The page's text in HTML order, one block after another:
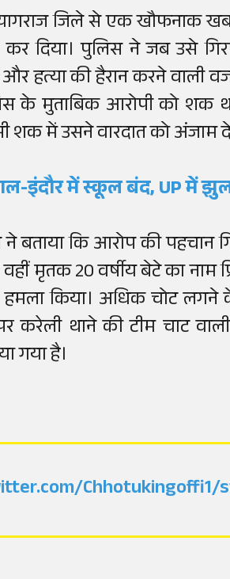
जिले से एक खौफनाक
दिया। पुलिस ने जब उसे
हत्या की हैरान करने वाली
के मुताबिक आरोपी को
में उसने वारदात को अंजाम दे
इंदौर में स्कूल बंद, UP में
ने बताया कि आरोप की पहचान
मृतक 20 वर्षीय बेटे का
हमला किया। अधिक चोट
करेली थाने की टीम चाट
गया है।
Chhotukingoffi1/